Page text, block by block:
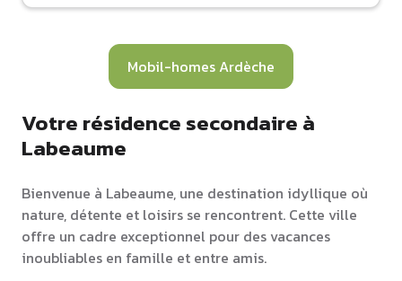
Mobil-homes Ardèche
Votre résidence secondaire à
Labeaume
Bienvenue à Labeaume, une destination idyllique où
nature, détente et loisirs se rencontrent. Cette ville
offre un cadre exceptionnel pour des vacances
inoubliables en famille et entre amis.